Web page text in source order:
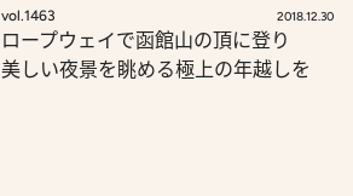
vol.1463 2018.12.30
ロープウェイで函館山の頂に登り
美しい夜景を眺める極上の年越しを